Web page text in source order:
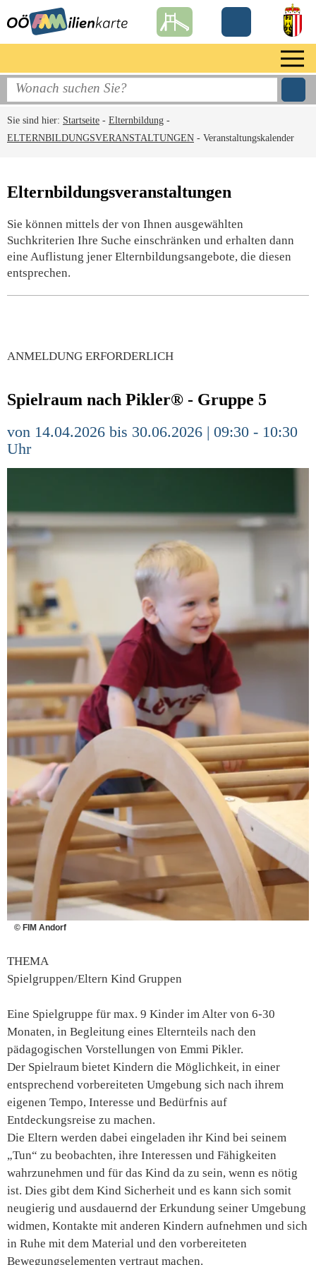
Sie sind hier: Startseite - Elternbildung -
ELTERNBILDUNGSVERANSTALTUNGEN - Veranstaltungskalender
Elternbildungsveranstaltungen
Sie können mittels der von Ihnen ausgewählten
Suchkriterien Ihre Suche einschränken und erhalten dann
eine Auflistung jener Elternbildungsangebote, die diesen
entsprechen.
ANMELDUNG ERFORDERLICH
Spielraum nach Pikler® - Gruppe 5
von 14.04.2026 bis 30.06.2026 | 09:30 - 10:30
Uhr
© FIM Andorf
THEMA
Spielgruppen/Eltern Kind Gruppen
Eine Spielgruppe für max. 9 Kinder im Alter von 6-30
Monaten, in Begleitung eines Elternteils nach den
pädagogischen Vorstellungen von Emmi Pikler.
Der Spielraum bietet Kindern die Möglichkeit, in einer
entsprechend vorbereiteten Umgebung sich nach ihrem
eigenen Tempo, Interesse und Bedürfnis auf
Entdeckungsreise zu machen.
Die Eltern werden dabei eingeladen ihr Kind bei seinem
„Tun“ zu beobachten, ihre Interessen und Fähigkeiten
wahrzunehmen und für das Kind da zu sein, wenn es nötig
ist. Dies gibt dem Kind Sicherheit und es kann sich somit
neugierig und ausdauernd der Erkundung seiner Umgebung
widmen, Kontakte mit anderen Kindern aufnehmen und sich
in Ruhe mit dem Material und den vorbereiteten
Bewegungselementen vertraut machen.